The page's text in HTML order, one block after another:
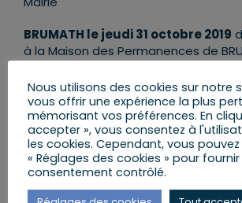
BRUMATH le jeudi 31 octobre 2019
à la Maison des Permanences de
Partager cet article
Nous utilisons des cookies sur notre
vous offrir une expérience la plus
mémorisant vos préférences. En
accepter », vous consentez à
les cookies. Cependant, vous pouvez
« Réglages des cookies » pour fournir
consentement contrôlé.